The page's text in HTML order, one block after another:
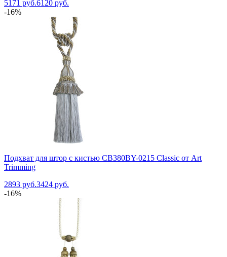
5171 руб.6120 руб.
-16%
Подхват для штор с кистью CB380BY-0215 Classic от Art
Trimming
2893 руб.3424 руб.
-16%